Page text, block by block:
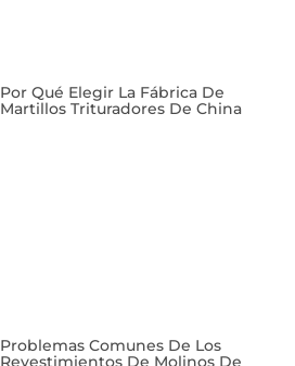
Por Qué Elegir La Fábrica De
Martillos Trituradores De China
Problemas Comunes De Los
Revestimientos De Molinos De